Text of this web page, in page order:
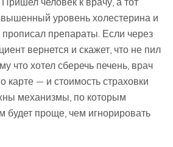
уровень холестерина и
препараты. Если через
вернется и скажет, что не пил
что хотел сберечь печень, врач
карте — и стоимость страховки
механизмы, по которым
будет проще, чем игнорировать